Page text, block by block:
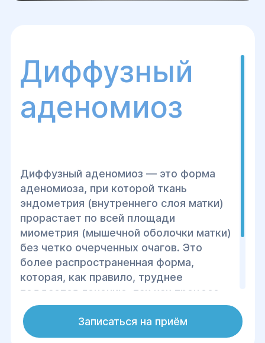
Диффузный
аденомиоз
Диффузный аденомиоз — это форма
аденомиоза, при которой ткань
эндометрия (внутреннего слоя матки)
прорастает по всей площади
миометрия (мышечной оболочки матки)
без четко очерченных очагов. Это
более распространенная форма,
которая, как правило, труднее
поддается лечению, так как процесс
поражения матки имеет диффузный
характер, что делает его менее
выраженным для диагностики и
Записаться на приём